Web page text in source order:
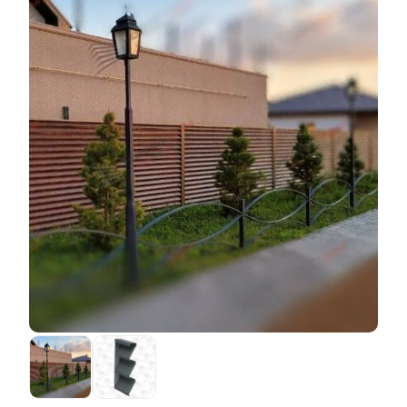
разных производителей разная от 20 до 40 микрон.
Чем толще пленка, тем она надежнее. Иногда пленка
наносится на обе стороны листа, но бывает, что
только на одну. В последнем случае вторую сторону
листа просто грунтуют (эта сторона листа, конечно,
идет на обратную сторону забора). В общем, в этом
смысле выбор на любой вкус и кошелек. Заводы-
производители поставляют нам такую сталь в
огромных рулонах, а мы должны с помощью
специальных станков нарезать из нее листы и
изготовитьламелидля своих заборов. Получаются
красивые и качественные заборы.
Но есть несколько особенностей, на которые нужно
обратить внимание. Во-первых, толщина стали,
которая производится с таким покрытием, обычно
составляет 0,5 мм. При такой толщине можно найти
довольно широкий спектр цветов и фактур. Но если
вам необходимо изготовить забор из более толстой
стали, то, к сожалению, выбор не так широк - один,
два варианта и все. Во-вторых, при производстве
Например, на изготовление секции забора "Люкс" с
глубиной секции 50 мм, высотой
перекрытия потребуется меньше стали, чем на
изготовление аналогичного забора, но, например, с
глубиной секции 80 мм и перекрытиемламелей20
мм. Да и трудоемкость первого забора будет
меньше, чем второго. Отсюда и разница в цене. Вы
платите только за фактическую стоимость
материалов и зарплату рабочих.